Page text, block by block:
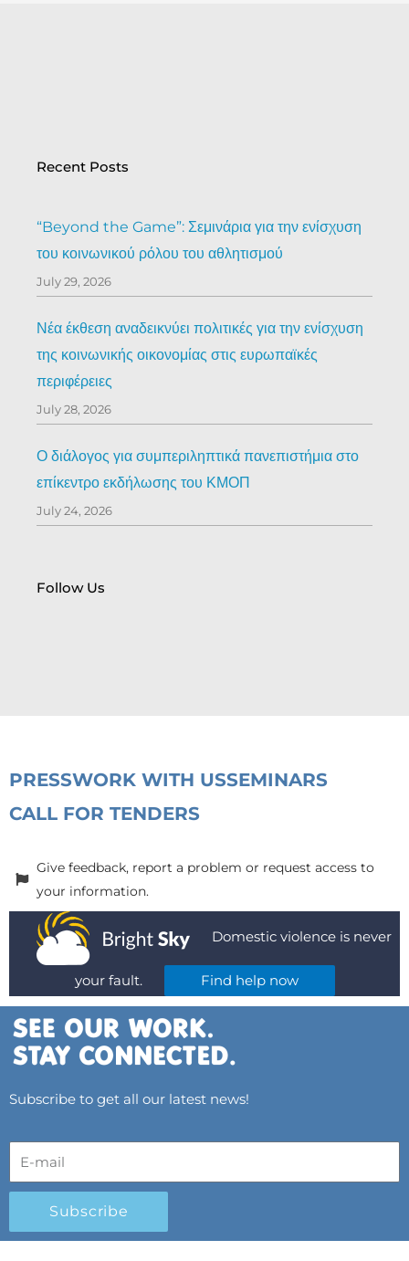
Recent Posts
“Beyond the Game”: Σεμινάρια για την ενίσχυση
του κοινωνικού ρόλου του αθλητισμού
July 29, 2026
Νέα έκθεση αναδεικνύει πολιτικές για την ενίσχυση
της κοινωνικής οικονομίας στις ευρωπαϊκές
περιφέρειες
July 28, 2026
Ο διάλογος για συμπεριληπτικά πανεπιστήμια στο
επίκεντρο εκδήλωσης του ΚΜΟΠ
July 24, 2026
Follow Us
PRESSWORK WITH USSEMINARS
CALL FOR TENDERS
Give feedback, report a problem or request access to
your information.
Domestic violence is never
your fault. Find help now
Subscribe to get all our latest news!
Subscribe